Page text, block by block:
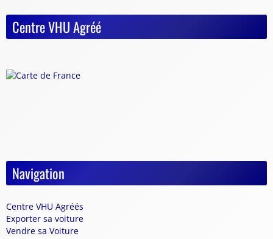
Centre VHU Agréé
Navigation
Centre VHU Agréés
Exporter sa voiture
Vendre sa Voiture